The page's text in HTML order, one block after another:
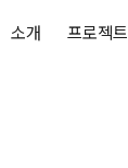
소개 프로젝트